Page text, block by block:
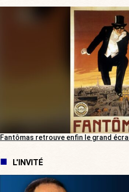
Fantômas retrouve enfin le grand
L'INVITÉ